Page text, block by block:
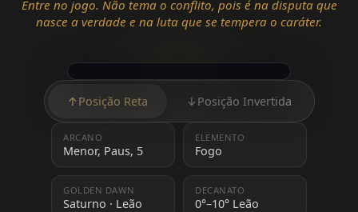
Entre no jogo. Não tema o conflito, pois é na disputa que
nasce a verdade e na luta que se tempera o caráter.
↑ Posição Reta ↓ Posição Invertida
ARCANO
Menor, Paus, 5
ELEMENTO
Fogo
GOLDEN DAWN
Saturno · Leão
DECANATO
0°–10° Leão